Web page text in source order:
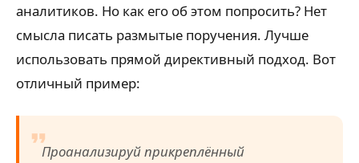
аналитиков. Но как его об этом попросить? Нет
смысла писать размытые поручения. Лучше
использовать прямой директивный подход. Вот
отличный пример:
Проанализируй прикреплённый